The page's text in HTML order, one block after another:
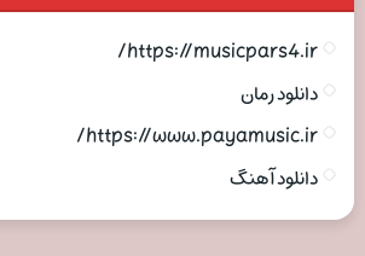
https://musicpars4.ir/
دانلود رمان
https://www.payamusic.ir/
دانلود آهنگ